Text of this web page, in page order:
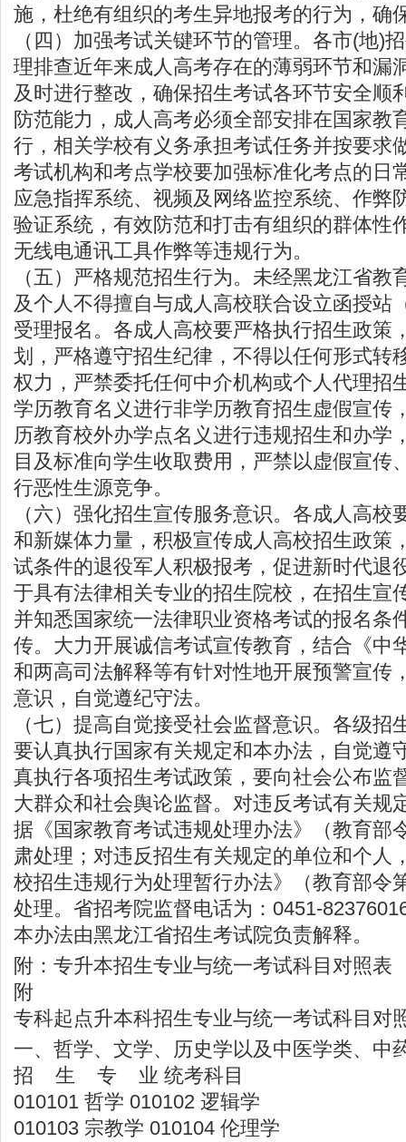
施，杜绝有组织的考生异地报考的行为，确
（四）加强考试关键环节的管理。各市(地)
理排查近年来成人高考存在的薄弱环节和漏
及时进行整改，确保招生考试各环节安全顺
防范能力，成人高考必须全部安排在国家教
行，相关学校有义务承担考试任务并按要求
考试机构和考点学校要加强标准化考点的日
应急指挥系统、视频及网络监控系统、作弊
验证系统，有效防范和打击有组织的群体性
无线电通讯工具作弊等违规行为。
（五）严格规范招生行为。未经黑龙江省教
及个人不得擅自与成人高校联合设立函授站
受理报名。各成人高校要严格执行招生政策
划，严格遵守招生纪律，不得以任何形式转
权力，严禁委托任何中介机构或个人代理招
学历教育名义进行非学历教育招生虚假宣传
历教育校外办学点名义进行违规招生和办学
目及标准向学生收取费用，严禁以虚假宣传
行恶性生源竞争。
（六）强化招生宣传服务意识。各成人高校
和新媒体力量，积极宣传成人高校招生政策
试条件的退役军人积极报考，促进新时代退
于具有法律相关专业的招生院校，在招生宣
并知悉国家统一法律职业资格考试的报名条
传。大力开展诚信考试宣传教育，结合《中
和两高司法解释等有针对性地开展预警宣传
意识，自觉遵纪守法。
（七）提高自觉接受社会监督意识。各级招
要认真执行国家有关规定和本办法，自觉遵
真执行各项招生考试政策，要向社会公布监
大群众和社会舆论监督。对违反考试有关规
据《国家教育考试违规处理办法》（教育部
肃处理；对违反招生有关规定的单位和个人
校招生违规行为处理暂行办法》（教育部令
处理。省招考院监督电话为：0451-
本办法由黑龙江省招生考试院负责解释。
附：专升本招生专业与统一考试科目对照表
附
专科起点升本科招生专业与统一考试科目对
一、哲学、文学、历史学以及中医学类、中
招 生 专 业 统考科目
010101 哲学 010102 逻辑学
010103 宗教学 010104 伦理学